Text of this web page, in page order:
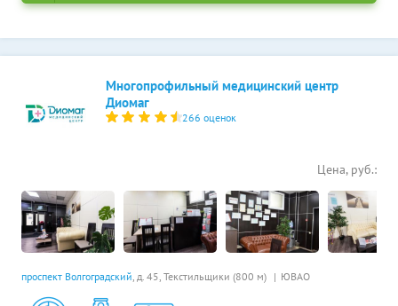
Многопрофильный медицинский центр
Диомаг
266 оценок
проспект Волгоградский, д. 45, Текстильщики (800 м) ЮВАО
Цена, руб.: